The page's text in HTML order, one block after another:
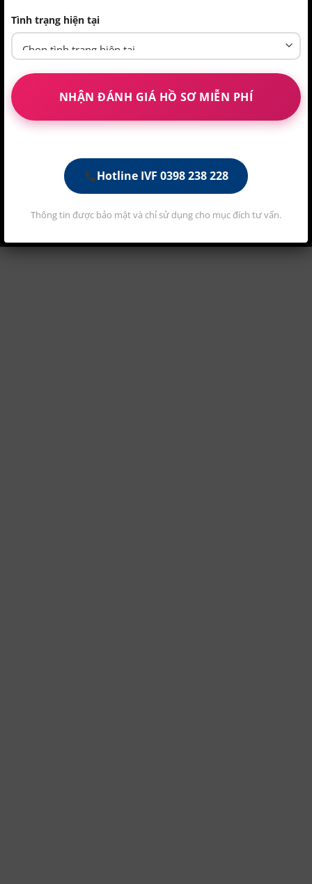
Tình trạng hiện tại
Hotline IVF 0398 238 228
Thông tin được bảo mật và chỉ sử dụng cho mục đích tư vấn.